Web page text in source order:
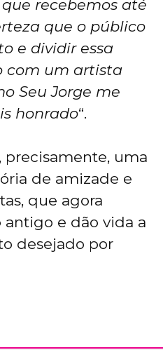
recebemos até
que o público
e dividir essa
com um artista
Seu Jorge me
honrado“.
precisamente, uma
de amizade e
que agora
e dão vida a
desejado por